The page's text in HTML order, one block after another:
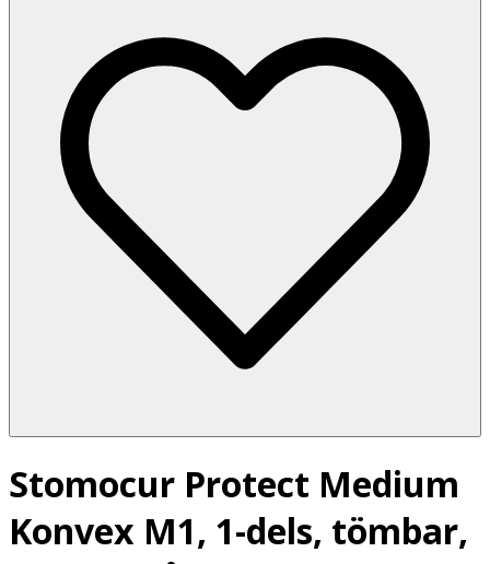
Stomocur Protect Medium
Konvex M1, 1-dels, tömbar,